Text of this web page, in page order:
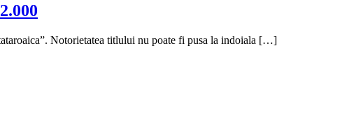
Notorietatea titlului nu poate fi pusa la indoiala […]